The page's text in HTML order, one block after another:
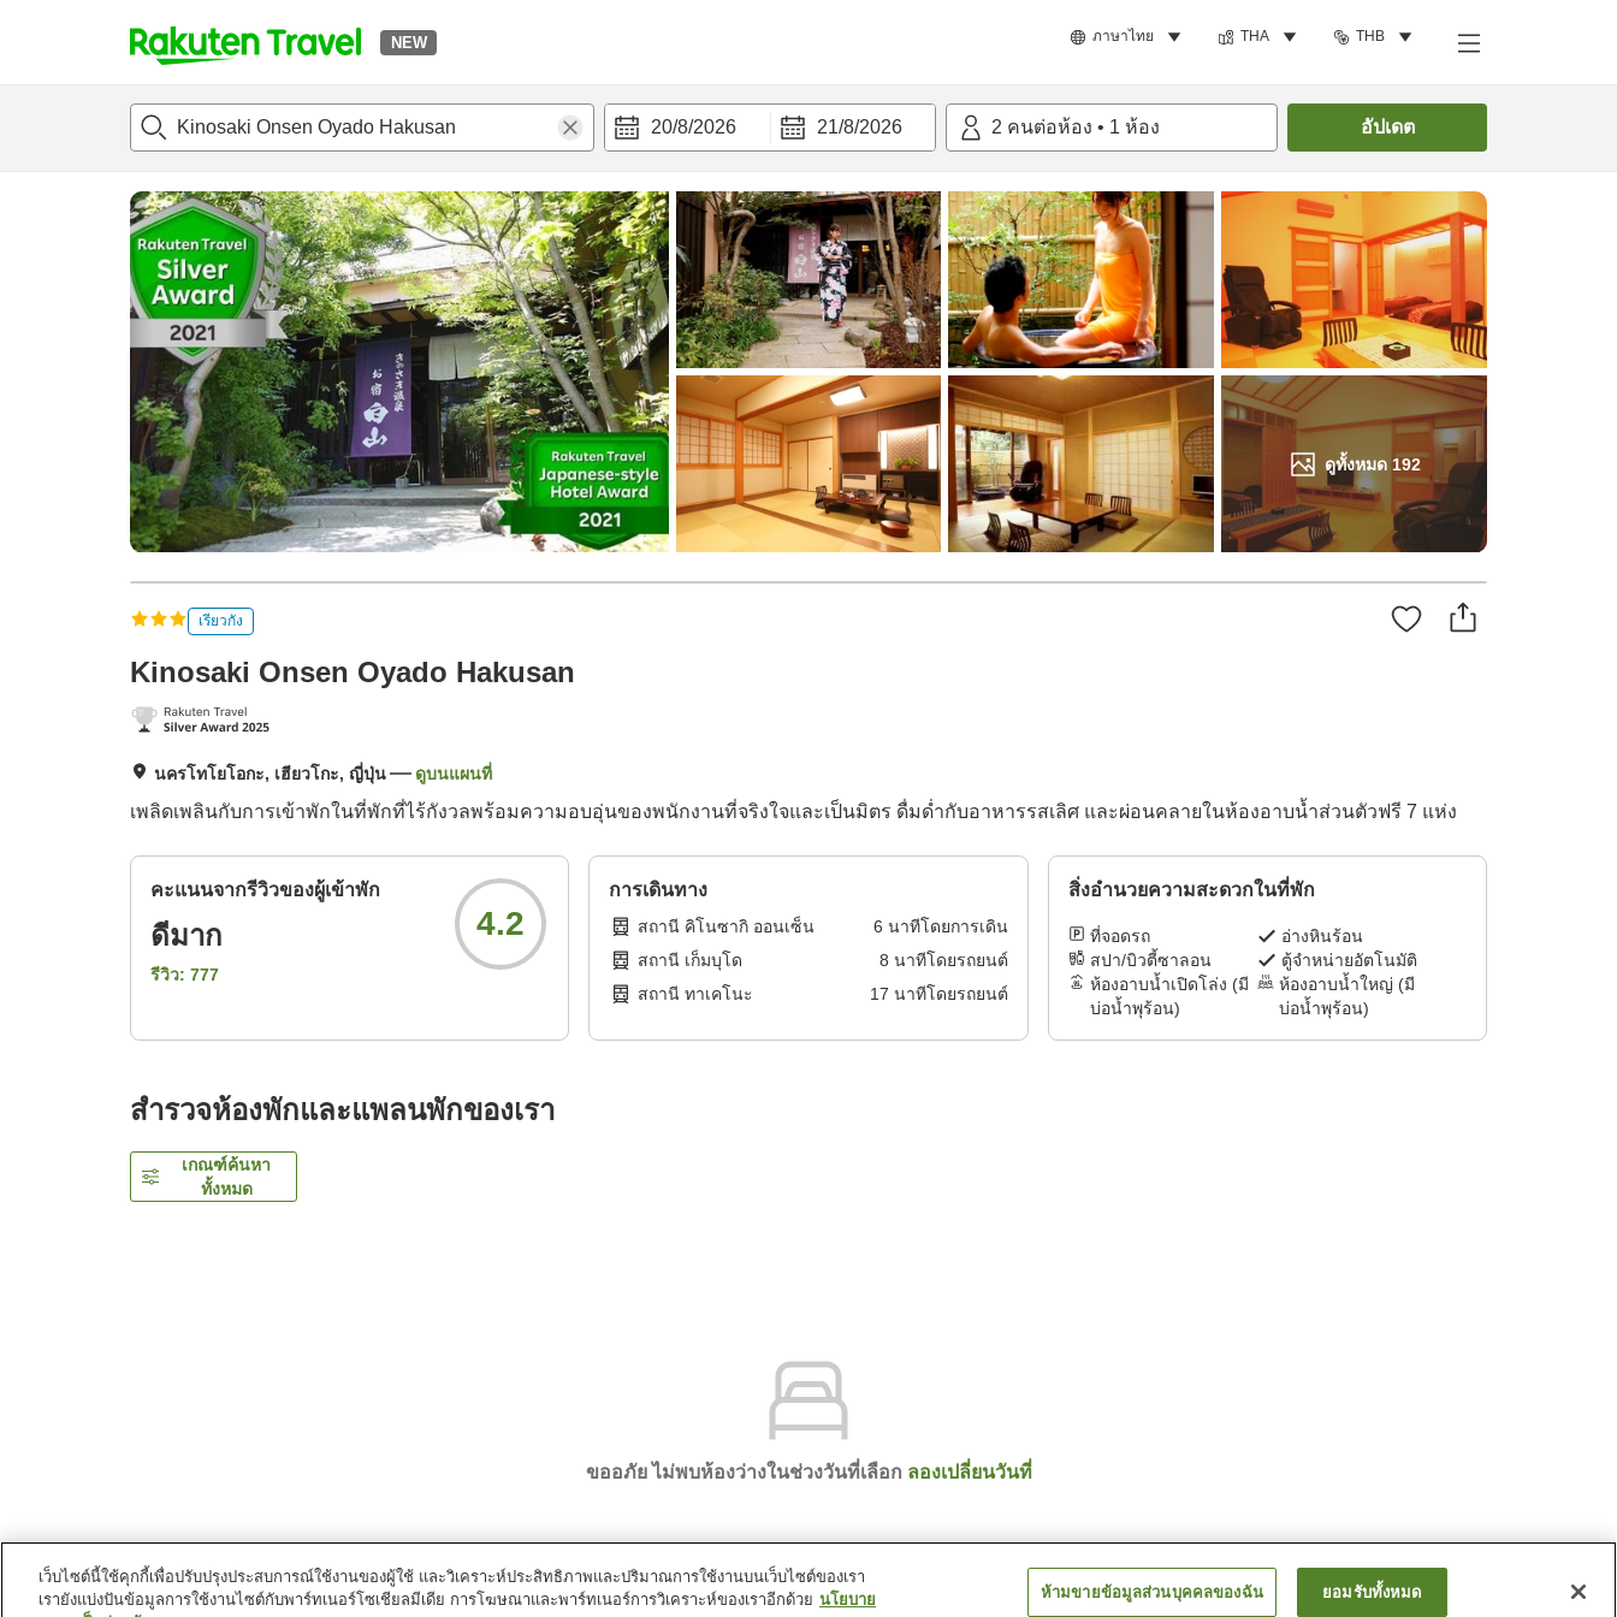
NEW ภาษาไทย THA THB
t
p
a
g
e
_
s
e
a
h
20/8/2026 21/8/2026 2 คนต่อห้อง • 1 ห้อง อัปเดต
ดูทั้งหมด 192
แนะนำที่พักห้องพักและแพลนพักรีวิวไฮไลต์สิ่่งอำนวยความสะดวก ค้นหาห้องพัก
เรียวกัง
Kinosaki Onsen Oyado Hakusan
นครโทโยโอกะ, เฮียวโกะ, ญี่ปุ่น ดูบนแผนที่
เพลิดเพลินกับการเข้าพักในที่พักที่ไร้กังวลพร้อมความอบอุ่นของพนักงานที่จริงใจและเป็นมิตร ดื่มด่ำกับอาหารรสเลิศ และผ่อนคลายในห้องอาบน้ำส่วนตัวฟรี 7 แห่ง
คะแนนจากรีวิวของผู้เข้าพัก
ดีมาก
รีวิว: 777
4.2
การเดินทาง
สถานี คิโนซากิ ออนเซ็น 6 นาทีโดยการเดิน
สถานี เก็มบุโด
8 นาทีโดยรถยนต์
สถานี ทาเคโนะ
17 นาทีโดยรถยนต์
สิ่งอำนวยความสะดวกในที่พัก
ที่จอดรถ
อ่างหินร้อน
สปา/บิวตี้ซาลอน
ตู้จำหน่ายอัตโนมัติ
ห้องอาบน้ำเปิดโล่ง (มี
บ่อน้ำพุร้อน)
ห้องอาบน้ำใหญ่ (มี
บ่อน้ำพุร้อน)
สำรวจห้องพักและแพลนพักของเรา
เกณฑ์ค้นหา
ทั้งหมด
ขออภัย ไม่พบห้องว่างในช่วงวันที่เลือก ลองเปลี่ยนวันที่
เว็บไซต์นี้ใช้คุกกี้เพื่อปรับปรุงประสบการณ์ใช้งานของผู้ใช้ และวิเคราะห์ประสิทธิภาพและปริมาณการใช้งานบนเว็บไซต์ของเรา
เรายังแบ่งปันข้อมูลการใช้งานไซต์กับพาร์ทเนอร์โซเชียลมีเดีย การโฆษณาและพาร์ทเนอร์การวิเคราะห์ของเราอีกด้วย นโยบาย
ห้ามขายข้อมูลส่วนบุคคลของฉัน ยอมรับทั้งหมด